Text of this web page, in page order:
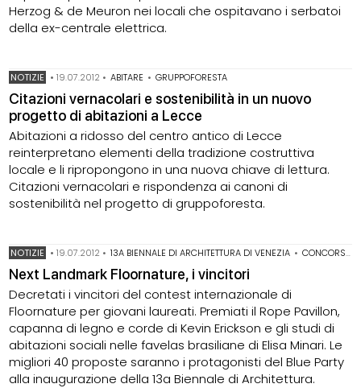
Herzog & de Meuron nei locali che ospitavano i serbatoi
della ex-centrale elettrica.
NOTIZIE •19.07.2012 • ABITARE • GRUPPOFORESTA
Citazioni vernacolari e sostenibilità in un nuovo
progetto di abitazioni a Lecce
Abitazioni a ridosso del centro antico di Lecce
reinterpretano elementi della tradizione costruttiva
locale e li ripropongono in una nuova chiave di lettura.
Citazioni vernacolari e rispondenza ai canoni di
sostenibilità nel progetto di gruppoforesta.
NOTIZIE •19.07.2012 • 13A BIENNALE DI ARCHITETTURA DI VENEZIA • CONCORSI PER GIOVANI PROGETTISTI
Next Landmark Floornature, i vincitori
Decretati i vincitori del contest internazionale di
Floornature per giovani laureati. Premiati il Rope Pavillon,
capanna di legno e corde di Kevin Erickson e gli studi di
abitazioni sociali nelle favelas brasiliane di Elisa Minari. Le
migliori 40 proposte saranno i protagonisti del Blue Party
alla inaugurazione della 13a Biennale di Architettura.